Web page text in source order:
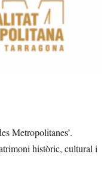
Metropolitanes’.
històric, cultural i